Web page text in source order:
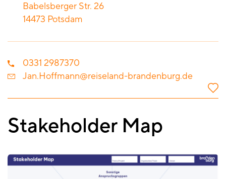
Babelsberger Str. 26
14473 Potsdam
0331 2987370
Jan.Hoffmann@reiseland-brandenburg.de
Stakeholder Map